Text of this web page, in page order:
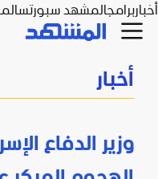
أخباربرامجالمشهد سبورتس
أخبار
وزير الدفاع